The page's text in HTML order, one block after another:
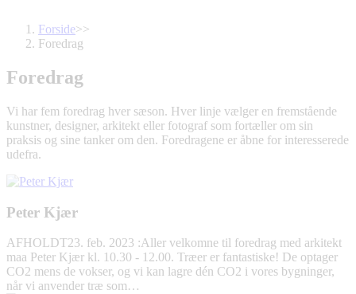
Brødkrumme
Forside>>
Foredrag
Foredrag
Vi har fem foredrag hver sæson. Hver linje vælger en fremstående
kunstner, designer, arkitekt eller fotograf som fortæller om sin
praksis og sine tanker om den. Foredragene er åbne for interesserede
udefra.
Peter Kjær
AFHOLDT23. feb. 2023 :Aller velkomne til foredrag med arkitekt
maa Peter Kjær kl. 10.30 - 12.00. Træer er fantastiske! De optager
CO2 mens de vokser, og vi kan lagre dén CO2 i vores bygninger,
når vi anvender træ som…